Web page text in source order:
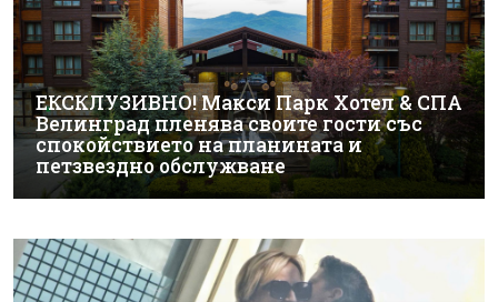
ЕКСКЛУЗИВНО! Макси Парк Хотел & СПА
Велинград пленява своите гости със
спокойствието на планината и
петзвездно обслужване